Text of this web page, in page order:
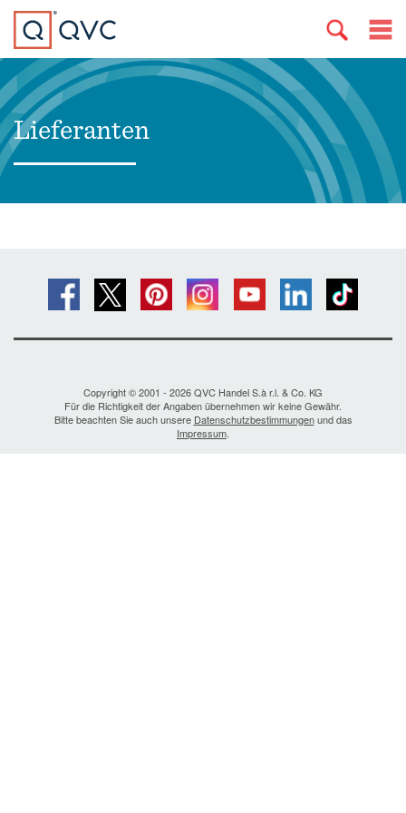
Lieferanten
Copyright © 2001 - 2026 QVC Handel S.à r.l. & Co. KG
Für die Richtigkeit der Angaben übernehmen wir keine Gewähr.
Bitte beachten Sie auch unsere Datenschutzbestimmungenund das
Impressum.